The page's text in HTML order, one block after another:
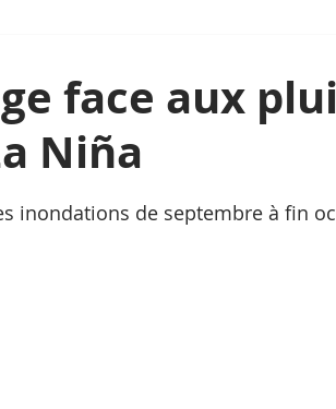
face aux
Niña
inondations de septembre à fin